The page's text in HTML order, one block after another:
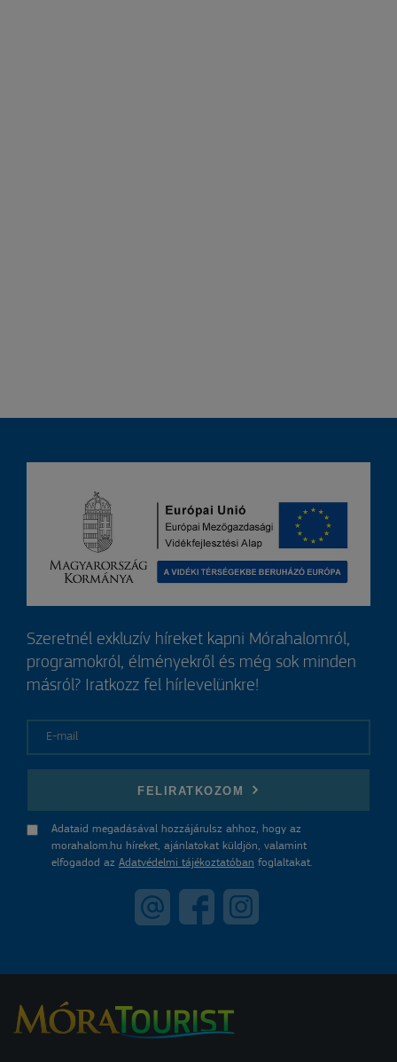
Szeretnél exkluzív híreket kapni Mórahalomról,
programokról, élményekről és még sok minden
másról? Iratkozz fel hírlevelünkre!
FELIRATKOZOM
Adataid megadásával hozzájárulsz ahhoz, hogy az
morahalom.hu híreket, ajánlatokat küldjön, valamint
elfogadod az Adatvédelmi tájékoztatóban foglaltakat.